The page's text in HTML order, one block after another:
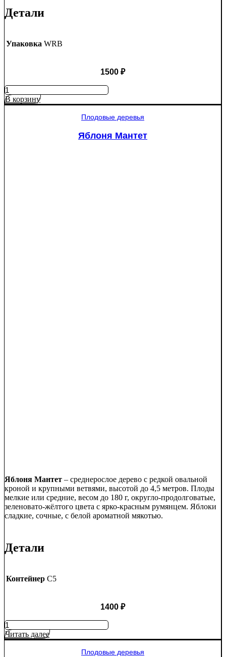
Детали
Упаковка WRB
1500 ₽
Количество
товара
Ель
В корзину
Плодовые деревья
Яблоня Мантет
Яблоня Мантет – среднерослое дерево с редкой овальной
кроной и крупными ветвями, высотой до 4,5 метров. Плоды
мелкие или средние, весом до 180 г, округло-продолговатые,
зеленовато-жёлтого цвета с ярко-красным румянцем. Яблоки
сладкие, сочные, с белой ароматной мякотью.
Детали
Контейнер C5
1400 ₽
Количество
товара
Яблоня
Читать далее
Плодовые деревья